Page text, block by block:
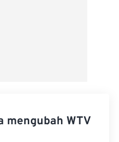
mengubah WTV